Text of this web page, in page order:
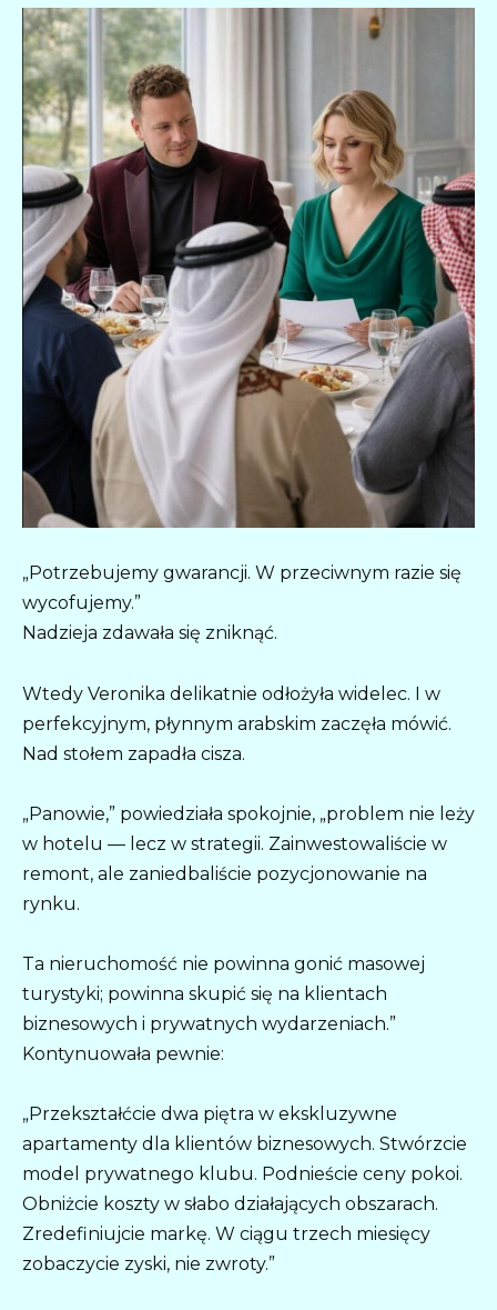
„Potrzebujemy gwarancji. W przeciwnym razie się
wycofujemy.”
Nadzieja zdawała się zniknąć.
Wtedy Veronika delikatnie odłożyła widelec. I w
perfekcyjnym, płynnym arabskim zaczęła mówić.
Nad stołem zapadła cisza.
„Panowie,” powiedziała spokojnie, „problem nie leży
w hotelu — lecz w strategii. Zainwestowaliście w
remont, ale zaniedbaliście pozycjonowanie na
rynku.
Ta nieruchomość nie powinna gonić masowej
turystyki; powinna skupić się na klientach
biznesowych i prywatnych wydarzeniach.”
Kontynuowała pewnie:
„Przekształćcie dwa piętra w ekskluzywne
apartamenty dla klientów biznesowych. Stwórzcie
model prywatnego klubu. Podnieście ceny pokoi.
Obniżcie koszty w słabo działających obszarach.
Zredefiniujcie markę. W ciągu trzech miesięcy
zobaczycie zyski, nie zwroty.”